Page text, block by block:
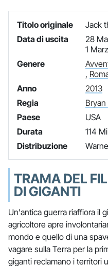
Titolo originale
Jack
Data di uscita
28
1
Genere
,
Anno
2013
Regia
Paese
USA
Durata
114
Distribuzione
TRAMA DEL
DI GIGANTI
Un'antica guerra riaffiora il
agricoltore apre
mondo e quello di una
vagare sulla Terra per la
giganti reclamano i territori